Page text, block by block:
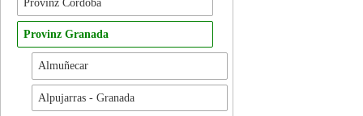
Provinz Granada
Almuñecar
Alpujarras - Granada